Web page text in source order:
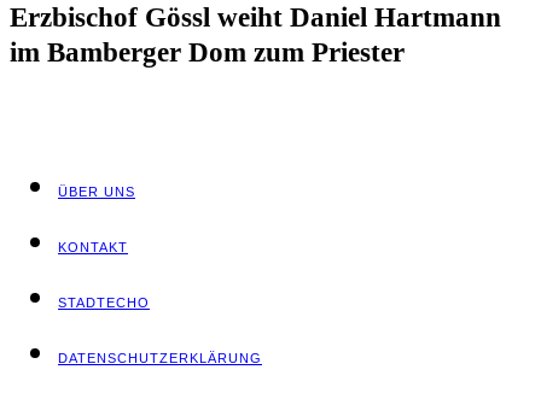
Erz­bi­schof Gössl weiht Dani­el Hart­mann
im Bam­ber­ger Dom zum Priester
ÜBER UNS
KON­TAKT
STADT­ECHO
DATEN­SCHUTZ­ER­KLÄ­RUNG